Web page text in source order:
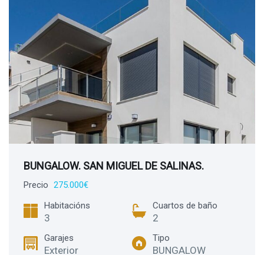
BUNGALOW. SAN MIGUEL DE SALINAS.
Precio 275.000€
Habitacións
3
Cuartos de baño
2
Garajes
Exterior
Tipo
BUNGALOW